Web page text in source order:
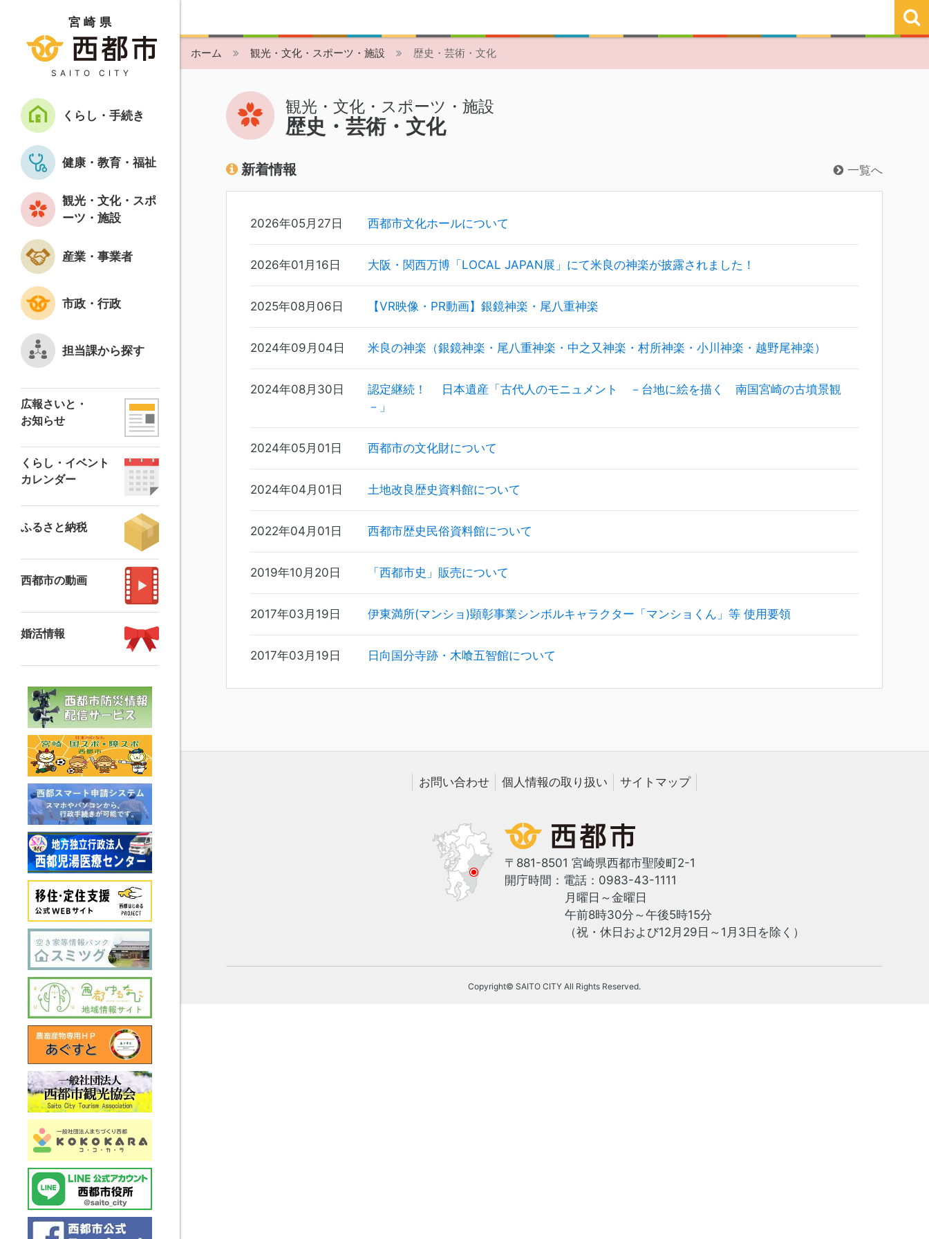
宮崎県
SAITO CITY
くらし・手続き
健康・教育・福祉
観光・文化・スポ
ーツ・施設
産業・事業者
市政・行政
担当課から探す
広報さいと・
お知らせ
くらし・イベント
カレンダー
ふるさと納税
西都市の動画
婚活情報
ホーム 観光・文化・スポーツ・施設 歴史・芸術・文化
観光・文化・スポーツ・施設
歴史・芸術・文化
新着情報 一覧へ
2026年05月27日 西都市文化ホールについて
2026年01月16日 大阪・関西万博「LOCAL JAPAN展」にて米良の神楽が披露されました！
2025年08月06日 【VR映像・PR動画】銀鏡神楽・尾八重神楽
2024年09月04日 米良の神楽（銀鏡神楽・尾八重神楽・中之又神楽・村所神楽・小川神楽・越野尾神楽）
2024年08月30日
認定継続！ 日本遺産「古代人のモニュメント －台地に絵を描く 南国宮崎の古墳景観
－」
2024年05月01日 西都市の文化財について
2024年04月01日 土地改良歴史資料館について
2022年04月01日 西都市歴史民俗資料館について
2019年10月20日 「西都市史」販売について
2017年03月19日 伊東満所(マンショ)顕彰事業シンボルキャラクター「マンショくん」等 使用要領
2017年03月19日 日向国分寺跡・木喰五智館について
お問い合わせ 個人情報の取り扱い サイトマップ
〒881-8501 宮崎県西都市聖陵町2-1
電話：0983-43-1111
開庁時間：
月曜日～金曜日
午前8時30分～午後5時15分
（祝・休日および12月29日～1月3日を除く）
Copyright© SAITO CITY All Rights Reserved.